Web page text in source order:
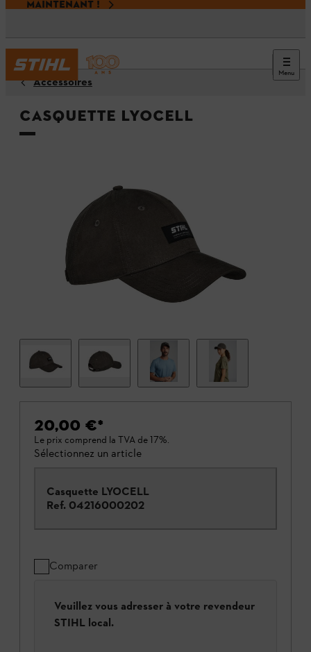
MAINTENANT !
Menu
Accessoires
Casquette LYOCELL
20,00 €*
Le prix comprend la TVA de 17%.
Sélectionnez un article
Casquette LYOCELL
Ref. 04216000202
Comparer
Veuillez vous adresser à votre revendeur
STIHL local.